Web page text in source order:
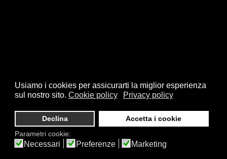
Usiamo i cookies per assicurarti la miglior esperienza
sul nostro sito. Cookie policy Privacy policy
Declina
Accetta i cookie
Parametri cookie:
Necessari Preferenze Marketing